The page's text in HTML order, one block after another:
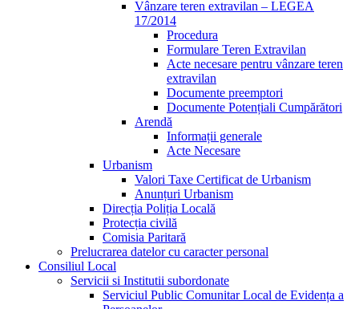
Vânzare teren extravilan – LEGEA
17/2014
Procedura
Formulare Teren Extravilan
Acte necesare pentru vânzare teren
extravilan
Documente preemptori
Documente Potențiali Cumpărători
Arendă
Informații generale
Acte Necesare
Urbanism
Valori Taxe Certificat de Urbanism
Anunțuri Urbanism
Direcția Poliția Locală
Protecția civilă
Comisia Paritară
Prelucrarea datelor cu caracter personal
Consiliul Local
Servicii si Institutii subordonate
Serviciul Public Comunitar Local de Evidența a